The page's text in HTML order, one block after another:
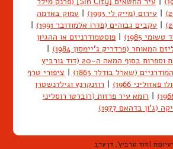
| עירום (מייק לי 1993) | עמוק באדמה
| עקבים גבוהים (פדרו אלמודובר 1991)
|
1985)
| פוסטמודרניזם או ההגיון
המאוחר (פרדריק ג'יימסון 1984)
|
פוסטמודרניזם: תרבות וספרות בסוף המאה ה-20 (דוד גורביץ
(שארל בודלר 1863) | ציפורי טרף
1966)
| רוזנקרנץ וגילדנשטרן
| רומא עיר פרזות (רוברטו רוסליני
(ג'ון בדהאם 1977)
| דוד גורביץ', דן ערב